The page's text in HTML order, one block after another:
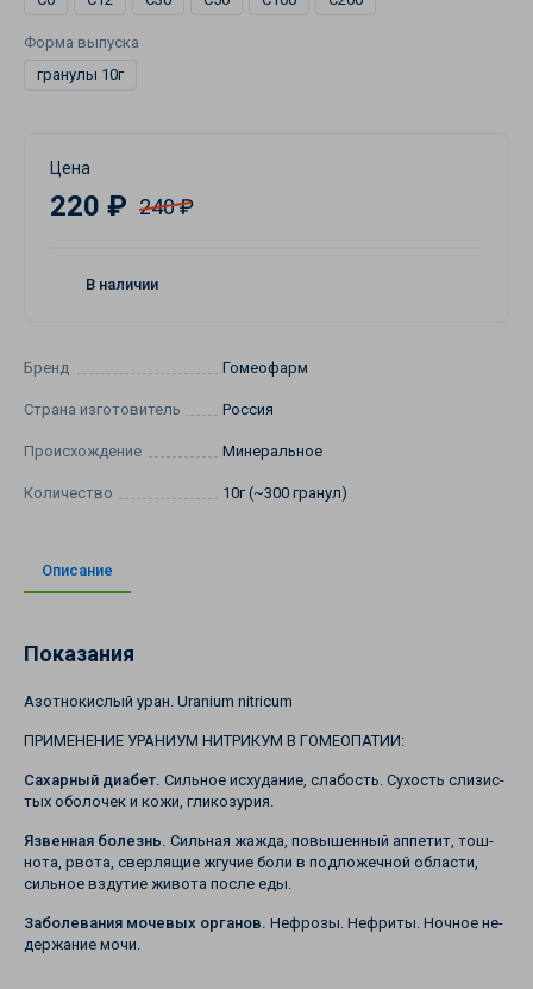
Бренд Гомеофарм
Страна изготовитель Россия
Происхождение Минеральное
Количество 10г (~300 гранул)
Форма выпуска
гранулы 10г
Цена
220 ₽ 240 ₽
В наличии
Описание
Показания
Азотнокислый уран. Uranium nitricum
ПРИМЕНЕНИЕ УРАНИУМ НИТРИКУМ В ГОМЕОПАТИИ:
Сахарный диабет. Сильное исхудание, слабость. Сухость слизис­
тых оболочек и кожи, гликозурия.
Язвенная болезнь. Сильная жажда, повышенный аппетит, тош­
нота, рвота, сверлящие жгучие боли в подложечной области,
силь­ное вздутие живота после еды.
Заболевания мочевых органов. Нефрозы. Нефриты. Ночное не­
держание мочи.